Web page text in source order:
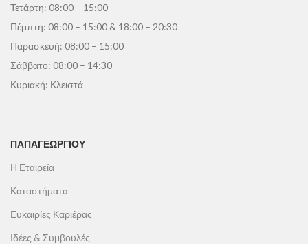
Τετάρτη: 08:00 – 15:00
Πέμπτη: 08:00 – 15:00 & 18:00 – 20:30
Παρασκευή: 08:00 – 15:00
Σάββατο: 08:00 – 14:30
Κυριακή: Κλειστά
ΠΑΠΑΓΕΩΡΓΊΟΥ
Η Εταιρεία
Καταστήματα
Ευκαιρίες Καριέρας
Ιδέες & Συμβουλές